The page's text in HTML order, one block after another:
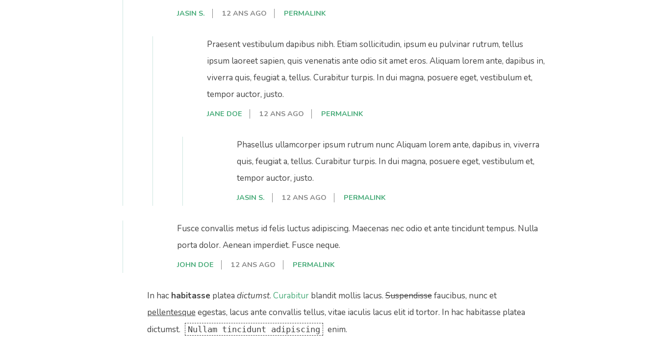
JASIN S. 12 ANS AGO PERMALINK
Praesent vestibulum dapibus nibh. Etiam sollicitudin, ipsum eu pulvinar rutrum, tellus
ipsum laoreet sapien, quis venenatis ante odio sit amet eros. Aliquam lorem ante, dapibus in,
viverra quis, feugiat a, tellus. Curabitur turpis. In dui magna, posuere eget, vestibulum et,
tempor auctor, justo.
JANE DOE 12 ANS AGO PERMALINK
Phasellus ullamcorper ipsum rutrum nunc Aliquam lorem ante, dapibus in, viverra
quis, feugiat a, tellus. Curabitur turpis. In dui magna, posuere eget, vestibulum et,
tempor auctor, justo.
JASIN S. 12 ANS AGO PERMALINK
Fusce convallis metus id felis luctus adipiscing. Maecenas nec odio et ante tincidunt tempus. Nulla
porta dolor. Aenean imperdiet. Fusce neque.
JOHN DOE 12 ANS AGO PERMALINK
In hac habitasse platea dictumst. Curabiturblandit mollis lacus.Suspendissefaucibus, nunc et
pellentesque egestas, lacus ante convallis tellus, vitae iaculis lacus elit id tortor. In hac habitasse platea
dictumst.
Nullam tincidunt adipiscing enim.